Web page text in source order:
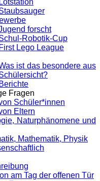
Lötstation
forscht
Robotik-Cup
First Lego League
ist das besondere aus
Berichte
Fragen
Schüler*innen
Eltern
Naturphänomene und
Mathematik, Physik
am Tag der offenen Tür